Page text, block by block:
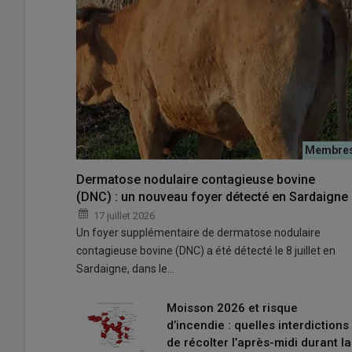
L’aide PAC complémentaire au revenu pour les
annoncé en mars 2026, soit le même montant que
© Archives Reussir
Des arrêtés parus au journal officiel de ce 12 juin 2026
découplées de la campagne 2025 dont plusieurs aides
Quels montants réévalués
Dermatose nodulaire contagieuse bovine
(DNC) : un nouveau foyer détecté en Sardaigne
17 juillet 2026
Un foyer supplémentaire de dermatose nodulaire
contagieuse bovine (DNC) a été détecté le 8 juillet en
Sardaigne, dans le…
Moisson 2026 et risque
d’incendie : quelles interdictions
de récolter l’après-midi durant la